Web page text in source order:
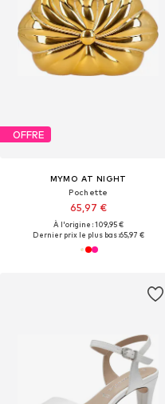
OFFRE
MYMO AT NIGHT
Pochette
65,97 €
À l'origine : 109,95 €
Dernier prix le plus bas :65,97 €